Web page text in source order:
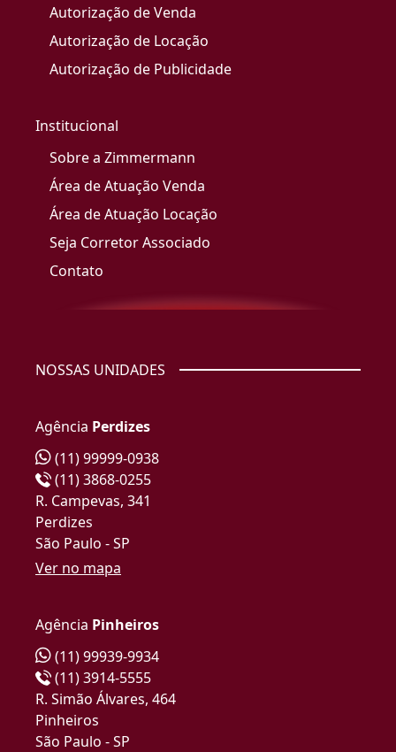
Autorização de Venda
Autorização de Locação
Autorização de Publicidade
Institucional
Sobre a Zimmermann
Área de Atuação Venda
Área de Atuação Locação
Seja Corretor Associado
Contato
NOSSAS UNIDADES
Agência Perdizes
(11) 99999-0938
(11) 3868-0255
R. Campevas, 341
Perdizes
São Paulo - SP
Ver no mapa
Agência Pinheiros
(11) 99939-9934
(11) 3914-5555
R. Simão Álvares, 464
Pinheiros
São Paulo - SP